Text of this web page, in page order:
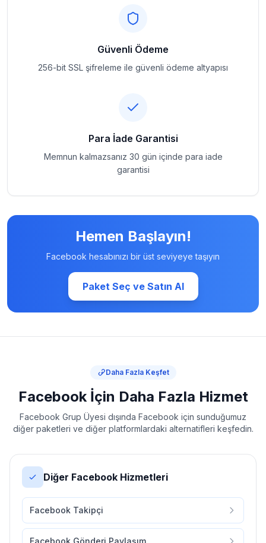
Güvenli Ödeme
256-bit SSL şifreleme ile güvenli ödeme altyapısı
Para İade Garantisi
Memnun kalmazsanız 30 gün içinde para iade
garantisi
Hemen Başlayın!
Facebook hesabınızı bir üst seviyeye taşıyın
Paket Seç ve Satın Al
Daha Fazla Keşfet
Facebook İçin Daha Fazla Hizmet
Facebook Grup Üyesi dışında Facebook için sunduğumuz
diğer paketleri ve diğer platformlardaki alternatifleri keşfedin.
Diğer Facebook Hizmetleri
Facebook Takipçi
Facebook Gönderi Paylaşım